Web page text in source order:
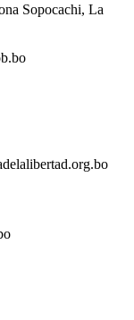
Sopocachi, La